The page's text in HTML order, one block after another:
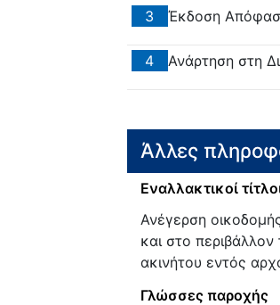
3 Έκδοση
4 Ανάρτηση στη
Άλλες
Εναλλακτικοί
Ανέγερση
και στο
ακινήτου εντός
Γλώσσες παροχής